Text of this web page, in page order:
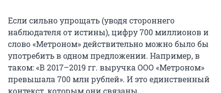
Если сильно упрощать (уводя стороннего
наблюдателя от истины), цифру 700 миллионов и
слово «Метроном» действительно можно было бы
употребить в одном предложении. Например, в
таком: «В 2017–2019 гг. выручка ООО «Метроном»
превышала 700 млн рублей». И это единственный
контекст, которым они связаны.